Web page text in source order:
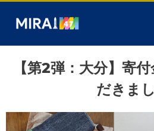
【第2弾：大分】寄
だきま